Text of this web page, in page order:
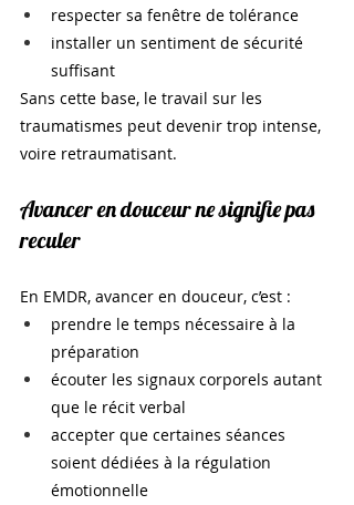
respecter sa fenêtre de tolérance
installer un sentiment de sécurité
suffisant
Sans cette base, le travail sur les
traumatismes peut devenir trop intense,
voire retraumatisant.
Avancer en douceur ne signifie pas
reculer
En EMDR, avancer en douceur, c’est :
prendre le temps nécessaire à la
préparation
écouter les signaux corporels autant
que le récit verbal
accepter que certaines séances
soient dédiées à la régulation
émotionnelle